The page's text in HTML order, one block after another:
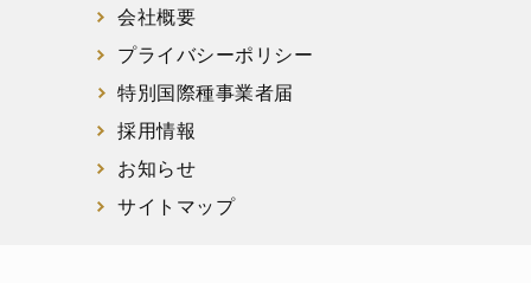
会社概要
プライバシーポリシー
特別国際種事業者届
採用情報
お知らせ
サイトマップ